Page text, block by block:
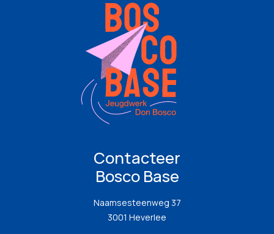
Contacteer
Bosco Base
Naamsesteenweg 37
3001 Heverlee